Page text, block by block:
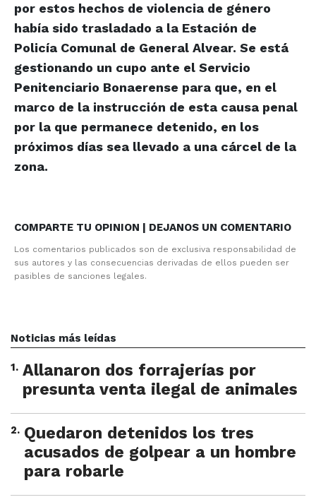
por estos hechos de violencia de género
había sido trasladado a la Estación de
Policía Comunal de General Alvear. Se está
gestionando un cupo ante el Servicio
Penitenciario Bonaerense para que, en el
marco de la instrucción de esta causa penal
por la que permanece detenido, en los
próximos días sea llevado a una cárcel de la
zona.
COMPARTE TU OPINION | DEJANOS UN COMENTARIO
Los comentarios publicados son de exclusiva responsabilidad de
sus autores y las consecuencias derivadas de ellos pueden ser
pasibles de sanciones legales.
Noticias más leídas
1. Allanaron dos forrajerías por
presunta venta ilegal de animales
2. Quedaron detenidos los tres
acusados de golpear a un hombre
para robarle